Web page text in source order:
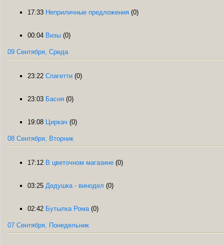
17:33 Неприличные предложения (0)
00:04 Визы (0)
09 Сентября, Среда
23:22 Спагетти (0)
23:03 Басня (0)
19:08 Циркач (0)
08 Сентября, Вторник
17:12 В цветочном магазине (0)
03:25 Дедушка - винодел (0)
02:42 Бутылка Рома (0)
07 Сентября, Понедельник